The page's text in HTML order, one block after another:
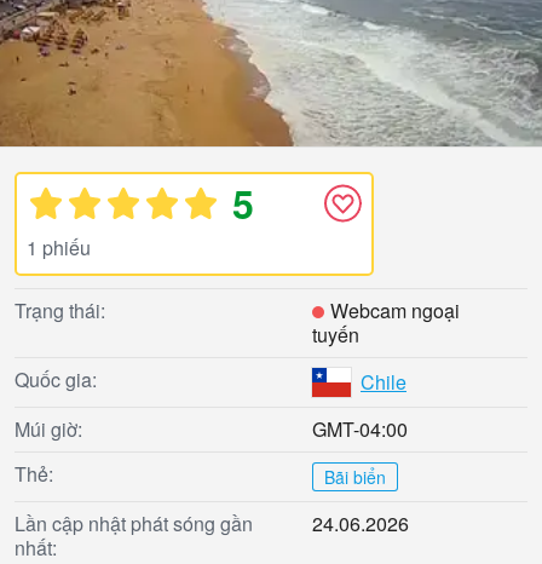
5
1 phiếu
Trạng thái:
Webcam ngoại
tuyến
Quốc gia:
Chile
Múi giờ:
GMT-04:00
Thẻ:
Bãi biển
Lần cập nhật phát sóng gần
nhất:
24.06.2026